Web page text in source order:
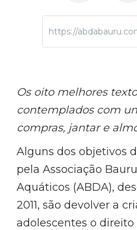
https://
Os oito melhores
contemplados com
compras, jantar e
Alguns dos objetivos
pela Associação
Aquáticos (ABDA),
2011, são devolver a
adolescentes o